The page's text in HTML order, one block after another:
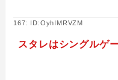
167: ID:OyhIMRVZM
スタレはシングルゲ